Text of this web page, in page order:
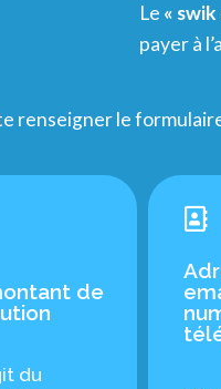
Le «
payer à
renseigner le
de
du